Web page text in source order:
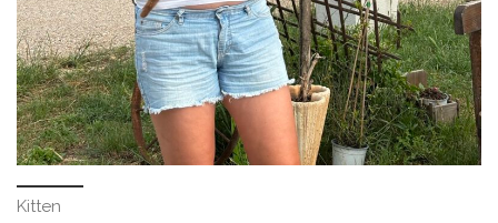
Kitten